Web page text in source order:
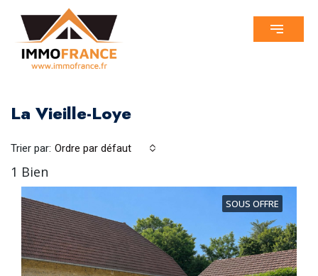
La Vieille-Loye
1 Bien
Trier par: Ordre par défaut
SOUS OFFRE